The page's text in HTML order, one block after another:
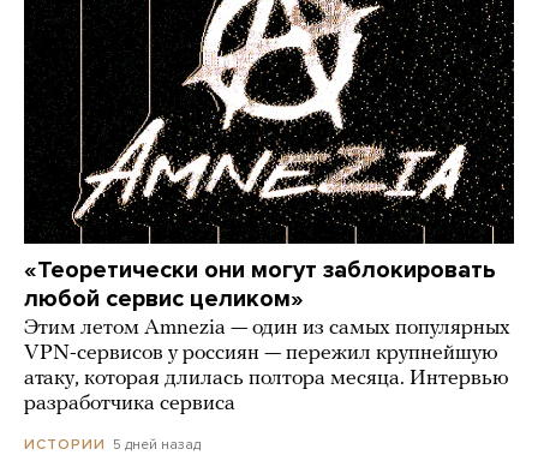
«Теоретически они могут заблокировать
любой сервис целиком»
Этим летом Amnezia — один из самых популярных
VPN-сервисов у россиян — пережил крупнейшую
атаку, которая длилась полтора месяца. Интервью
разработчика сервиса
ИСТОРИИ 5 дней назад